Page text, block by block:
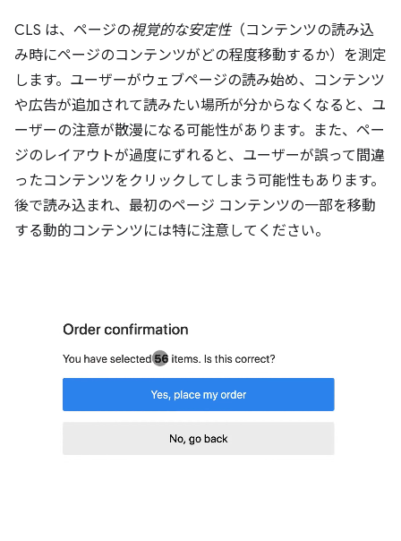
CLS は、ページの視覚的な安定性（コンテンツの読み込
み時にページのコンテンツがどの程度移動するか）を測定
します。ユーザーがウェブページの読み始め、コンテンツ
や広告が追加されて読みたい場所が分からなくなると、ユ
ーザーの注意が散漫になる可能性があります。また、ペー
ジのレイアウトが過度にずれると、ユーザーが誤って間違
ったコンテンツをクリックしてしまう可能性もあります。
後で読み込まれ、最初のページ コンテンツの一部を移動
する動的コンテンツには特に注意してください。